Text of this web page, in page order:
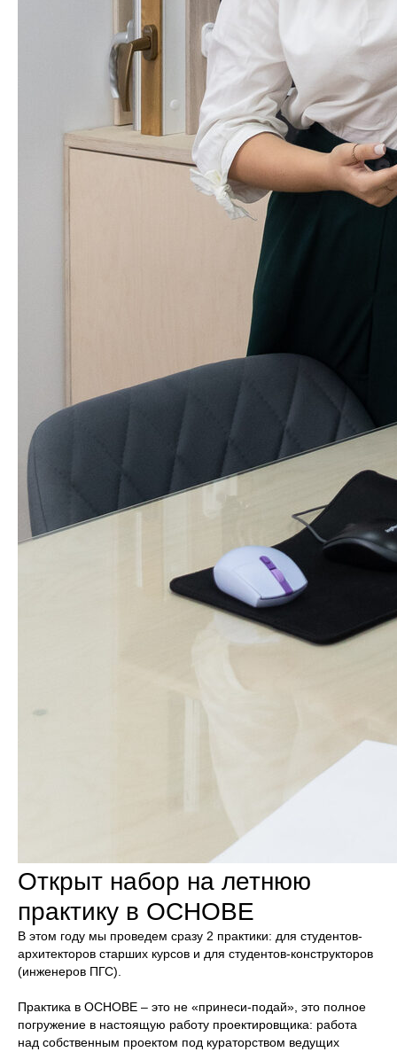
Открыт набор на летнюю
практику в ОСНОВЕ
В этом году мы проведем сразу 2 практики: для студентов-
архитекторов старших курсов и для студентов-конструкторов
(инженеров ПГС).
Практика в ОСНОВЕ – это не «принеси-подай», это полное
погружение в настоящую работу проектировщика: работа
над собственным проектом под кураторством ведущих